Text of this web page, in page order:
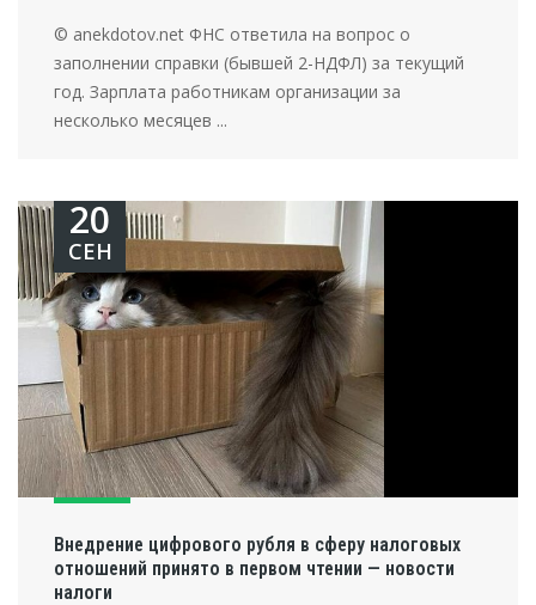
© anekdotov.net ФНС ответила на вопрос о
заполнении справки (бывшей 2-НДФЛ) за текущий
год. Зарплата работникам организации за
несколько месяцев ...
Внедрение цифрового рубля в сферу налоговых
отношений принято в первом чтении — новости
налоги
20
СЕН